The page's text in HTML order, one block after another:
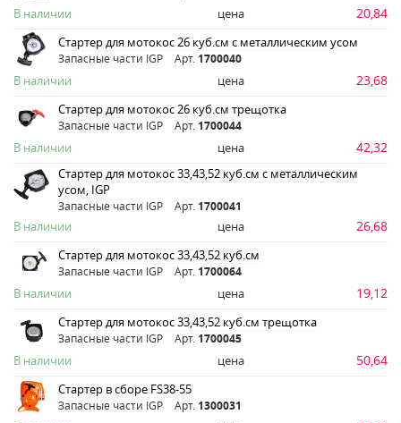
В наличии цена 20,84
Стартер для мотокос 26 куб.см с металлическим усом
Запасные части IGP Арт. 1700040
В наличии цена 23,68
Стартер для мотокос 26 куб.см трещотка
Запасные части IGP Арт. 1700044
В наличии цена 42,32
Стартер для мотокос 33,43,52 куб.см с металлическим
усом, IGP
Запасные части IGP Арт. 1700041
В наличии цена 26,68
Стартер для мотокос 33,43,52 куб.см
Запасные части IGP Арт. 1700064
В наличии цена 19,12
Стартер для мотокос 33,43,52 куб.см трещотка
Запасные части IGP Арт. 1700045
В наличии цена 50,64
Стартер в сборе FS38-55
Запасные части IGP Арт. 1300031